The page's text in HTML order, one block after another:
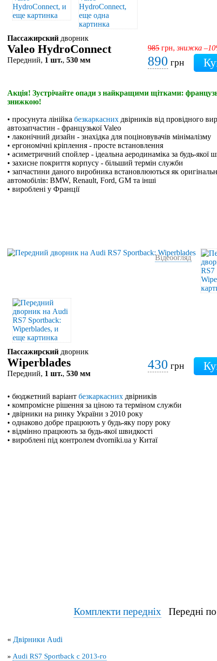
Пассажирский дворник
Valeo HydroConnect
Передний, 1 шт., 530 мм
985 грн,знижка
890 грн
Акція! Зустрічайте опади з найкращими щітками:
знижкою!
• просунута лінійка безкаркасних двірників від провідного
автозапчастин - французької Valeo
• лаконічний дизайн - знахідка для поціновувачів мінімалізму
• ергономічні кріплення - просте встановлення
• асиметричний спойлер - ідеальна аеродинаміка за будь-якої
• захисне покриття корпусу - більший термін служби
• запчастини даного виробника встановлюються як
автомобілів: BMW, Renault, Ford, GM та інші
• вироблені у Франції
Відеоогляд
Пассажирский дворник
Wiperblades
Передний, 1 шт., 530 мм
430 грн
• бюджетний варіант безкаркасних двірників
• компромісне рішення за ціною та терміном служби
• двірники на ринку України з 2010 року
• однаково добре працюють у будь-яку пору року
• відмінно працюють за будь-якої швидкості
• вироблені під контролем dvorniki.ua у Китаї
Комплекти передніхПередні
« Двірники Audi
» Audi RS7 Sportback с 2013-го